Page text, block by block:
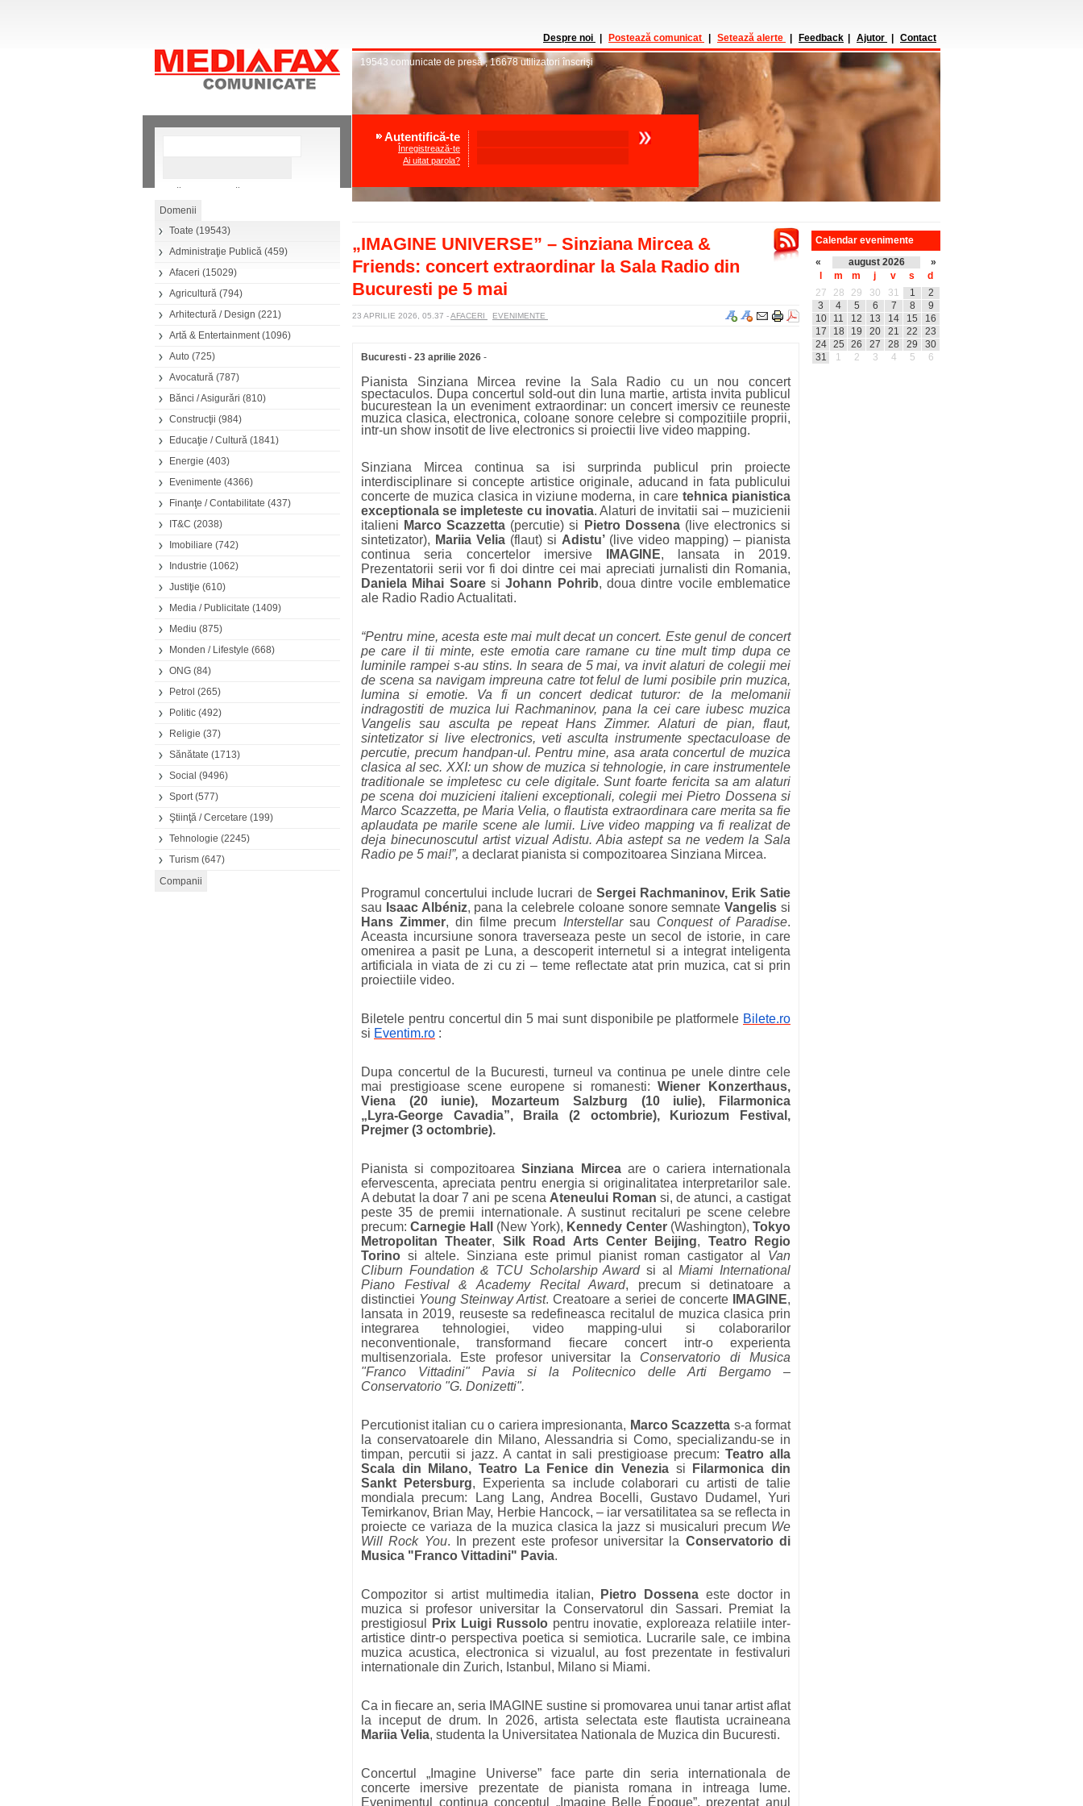
Căutare avansată
Toate (19543)
Administraţie Publică (459)
Afaceri (15029)
Agricultură (794)
Arhitectură / Design (221)
Artă & Entertainment(1096)
Auto (725)
Avocatură (787)
Bănci / Asigurări (810)
Construcţii (984)
Educaţie / Cultură (1841)
Energie (403)
Evenimente (4366)
Finanţe / Contabilitate (437)
IT&C (2038)
Imobiliare (742)
Industrie (1062)
Justiţie (610)
Media / Publicitate (1409)
Mediu (875)
Monden / Lifestyle (668)
ONG (84)
Petrol (265)
Politic (492)
Religie (37)
Sănătate (1713)
Social (9496)
Sport(577)
Ştiinţă / Cercetare (199)
Tehnologie (2245)
Turism (647)
Despre noi Postează comunicat Setează alerte Feedback Ajutor Contact
19543 comunicate de presă,16678 utilizatori înscrişi
Autentifică-te
Înregistrează-te
Ai uitat parola?
„IMAGINE UNIVERSE” – Sinziana Mircea &
Friends: concert extraordinar la Sala Radio din
Bucuresti pe 5 mai
23 APRILIE 2026, 05.37 -AFACERI EVENIMENTE
Bucuresti - 23 aprilie 2026 -
Pianista Sinziana Mircea revine la Sala Radio cu un nou concert
spectaculos. Dupa concertul sold‑out din luna martie, artista invita publicul
bucurestean la un eveniment extraordinar: un concert imersiv ce reuneste
muzica clasica, electronica, coloane sonore celebre si compozitiile proprii,
intr-un show insotit de live electronics si proiectii live video mapping.
Sinziana Mircea continua sa isi surprinda publicul prin proiecte
interdisciplinare si concepte artistice originale, aducand in fata publicului
concerte de muzica clasica in viziune moderna, in caretehnica pianistica
exceptionala se impleteste cu inovatia. Alaturi de invitatii sai – muzicienii
italieni Marco Scazzetta (percutie) si Pietro Dossena(live electronics si
sintetizator), Mariia Velia(flaut) si Adistu’(live video mapping) – pianista
continua seria concertelor imersive
IMAGINE, lansata in 2019.
Prezentatorii serii vor fi doi dintre cei mai apreciati jurnalisti din Romania,
Daniela Mihai SoaresiJohann Pohrib, doua dintre vocile emblematice
ale Radio Radio Actualitati.
“Pentru mine, acesta este mai mult decat un concert. Este genul de concert
pe care il tii minte, este emotia care ramane cu tine mult timp dupa ce
luminile rampei s-au stins. In seara de 5 mai, va invit alaturi de colegii mei
de scena sa navigam impreuna catre tot felul de lumi posibile prin muzica,
lumina si emotie. Va fi un concert dedicat tuturor: de la melomanii
indragostiti de muzica lui Rachmaninov, pana la cei care iubesc muzica
Vangelis sau asculta pe repeat Hans Zimmer. Alaturi de pian, flaut,
sintetizator si live electronics, veti asculta instrumente spectaculoase de
percutie, precum handpan-ul. Pentru mine, asa arata concertul de muzica
clasica al sec. XXI: un show de muzica si tehnologie, in care instrumentele
traditionale se impletesc cu cele digitale. Sunt foarte fericita sa am alaturi
pe scena doi muzicieni italieni exceptionali, colegii mei Pietro Dossena si
Marco Scazzetta, pe Maria Velia, o flautista extraordinara care merita sa fie
aplaudata pe marile scene ale lumii. Live video mapping va fi realizat de
deja binecunoscutul artist vizual Adistu. Abia astept sa ne vedem la Sala
Radio pe 5 mai!”, a declarat pianista si compozitoarea Sinziana Mircea.
Programul concertului include lucrari de Sergei Rachmaninov, Erik Satie
sau Isaac Albéniz, pana la celebrele coloane sonore semnateVangelis si
Hans Zimmer, din filme precum Interstellarsau Conquest of Paradise.
Aceasta incursiune sonora traverseaza peste un secol de istorie, in care
omenirea a pasit pe Luna, a descoperit internetul si a integrat inteligenta
artificiala in viata de zi cu zi – teme reflectate atat prin muzica, cat si prin
proiectiile video.
Biletele pentru concertul din 5 mai sunt disponibile pe platformele Bilete.ro
si Eventim.ro :
Dupa concertul de la Bucuresti, turneul va continua pe unele dintre cele
mai prestigioase scene europene si romanesti:Wiener Konzerthaus,
Viena (20 iunie), Mozarteum Salzburg (10 iulie), Filarmonica
„Lyra‑George Cavadia”, Braila (2 octombrie), Kuriozum Festival,
Prejmer (3 octombrie).
Pianista si compozitoareaSinziana Mirceaare o cariera internationala
efervescenta, apreciata pentru energia si originalitatea interpretarilor sale.
A debutat la doar 7 ani pe scena Ateneului Roman si, de atunci, a castigat
peste 35 de premii internationale. A sustinut recitaluri pe scene celebre
precum:Carnegie Hall (New York), Kennedy Center(Washington), Tokyo
Metropolitan Theater, Silk Road Arts Center Beijing, Teatro Regio
Torino si altele. Sinziana este primul pianist roman castigator al Van
Cliburn Foundation & TCU Scholarship Awardsi alMiami International
Piano Festival & Academy Recital Award, precum si detinatoare a
distinctiei Young Steinway Artist. Creatoare a seriei de concerte IMAGINE,
lansata in 2019, reuseste sa redefineasca recitalul de muzica clasica prin
integrarea tehnologiei, video mapping-ului si colaborarilor
neconventionale, transformand fiecare concert intr-o experienta
multisenzoriala. Este profesor universitar la Conservatorio di Musica
"Franco Vittadini" Pavia si la Politecnico delle Arti Bergamo –
Conservatorio "G. Donizetti".
Percutionist italian cu o cariera impresionanta, Marco Scazzetta s-a format
la conservatoarele din Milano, Alessandria si Como, specializandu-se in
timpan, percutii si jazz. A cantat in sali prestigioase precum:Teatro alla
Scala din Milano, Teatro La Fenice din Veneziasi
Filarmonica din
Sankt Petersburg, Experienta sa include colaborari cu artisti de talie
mondiala precum: Lang Lang, Andrea Bocelli, Gustavo Dudamel, Yuri
Temirkanov, Brian May, Herbie Hancock, – iar versatilitatea sa se reflecta in
proiecte ce variaza de la muzica clasica la jazz si musicaluri precum We
Will Rock You. In prezent este profesor universitar la Conservatorio di
Musica "Franco Vittadini" Pavia.
Compozitor si artist multimedia italian, Pietro Dossena este doctor in
muzica si profesor universitar la Conservatorul din Sassari. Premiat la
prestigiosul
Prix Luigi Russolopentru inovatie, exploreaza relatiile inter-
artistice dintr-o perspectiva poetica si semiotica. Lucrarile sale, ce imbina
muzica acustica, electronica si vizualul, au fost prezentate in festivaluri
internationale din Zurich, Istanbul, Milano si Miami.
Ca in fiecare an, seria IMAGINE sustine si promovarea unui tanar artist aflat
la inceput de drum. In 2026, artista selectata este flautista ucraineana
Mariia Velia, studenta la Universitatea Nationala de Muzica din Bucuresti.
Concertul „Imagine Universe” face parte din seria internationala de
concerte imersive prezentate de pianista romana in intreaga lume.
Evenimentul continua conceptul „Imagine Belle Époque”, prezentat anul
Calendar evenimente
«
august 2026
»
m m j v s
d
27
28 29 30 31 1
2
3
4 5 6 7 8
9
10
11 12 13 14 15
16
17
18 19 20 21 22
23
24
25 26 27 28 29
30
31
1 2 3 4 5 6